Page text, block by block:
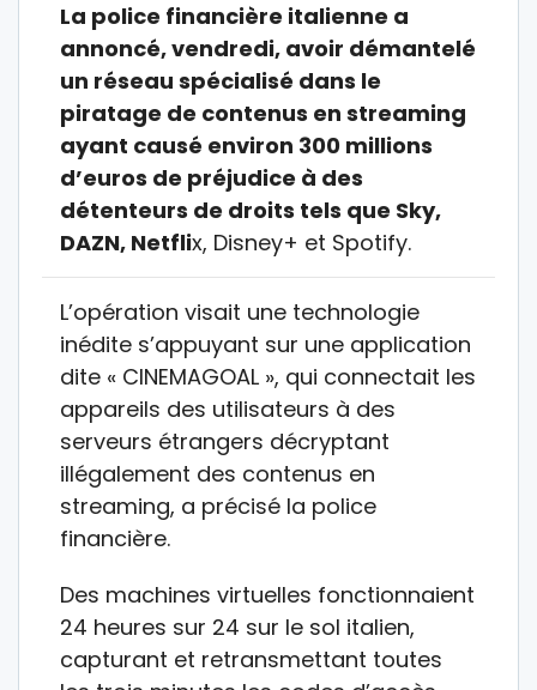
La police financière italienne a
annoncé, vendredi, avoir démantelé
un réseau spécialisé dans le
piratage de contenus en streaming
ayant causé environ 300 millions
d’euros de préjudice à des
détenteurs de droits tels que Sky,
DAZN, Netflix, Disney+ et Spotify.
L’opération visait une technologie
inédite s’appuyant sur une application
dite « CINEMAGOAL », qui connectait les
appareils des utilisateurs à des
serveurs étrangers décryptant
illégalement des contenus en
streaming, a précisé la police
financière.
Des machines virtuelles fonctionnaient
24 heures sur 24 sur le sol italien,
capturant et retransmettant toutes